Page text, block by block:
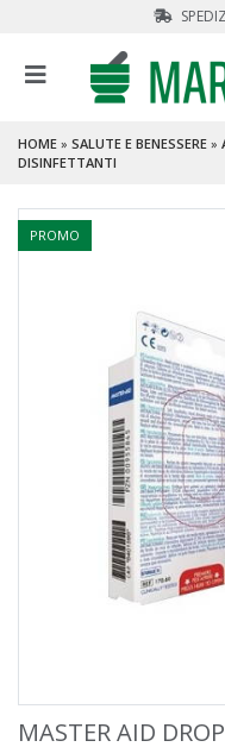
HOME » SALUTE E BENESSERE »
DISINFETTANTI
PROMO
MASTER AID